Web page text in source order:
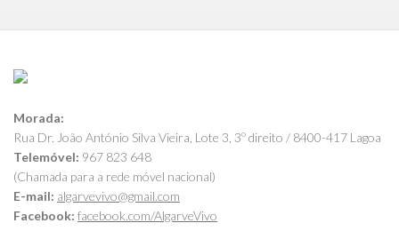
Morada:
Rua Dr. João António Silva Vieira, Lote 3, 3º direito / 8400-417 Lagoa
Telemóvel: 967 823 648
(Chamada para a rede móvel nacional)
E-mail: algarvevivo@gmail.com
Facebook: facebook.com/AlgarveVivo